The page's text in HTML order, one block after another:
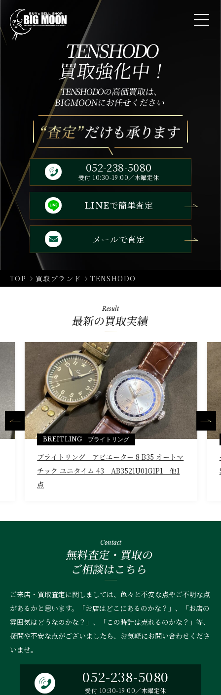
TENSHODO
買取強化中！
TENSHODOの高価買取は、
BIGMOONにお任せください
052-238-5080
受付 10:30-19:00／木曜定休
LINEで簡単査定
メールで査定
TOP 買取ブランド TENSHODO
Result
最新の買取実績
BREITLING ブライトリング
ブライトリング アビエーター 8 B35 オートマ
チック ユニタイム 43 AB3521U01G1P1 他1
点
Contact
無料査定・買取の
ご相談はこちら
ご来店・買取査定に関しましては、色々と不安な点やご不明な点
があるかと思います。「お店はどこにあるのかな？」、
「お店の
雰囲気はどうなのかな？」、「この時計は売れるのかな？」等、
疑問や不安な点がございましたら、お気軽にお問い合わせくださ
いませ。
052-238-5080
受付 10:30-19:00／木曜定休